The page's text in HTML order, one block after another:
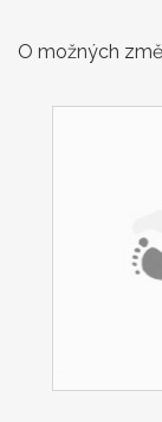
O možných